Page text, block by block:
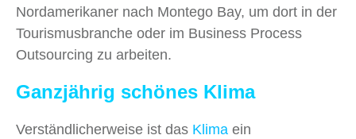
Nordamerikaner nach Montego Bay, um dort in der
Tourismusbranche oder im Business Process
Outsourcing zu arbeiten.
Ganzjährig schönes Klima
Verständlicherweise ist das Klima ein